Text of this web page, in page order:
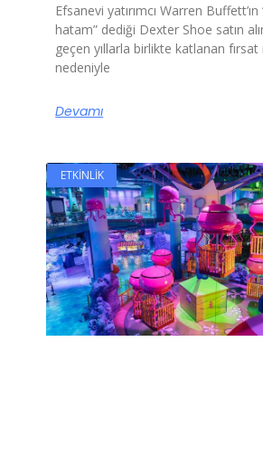
Efsanevi yatırımcı Warren
hatam” dediği Dexter Shoe satın
geçen yıllarla birlikte katlanan
nedeniyle
Devamı
ETKINLIK